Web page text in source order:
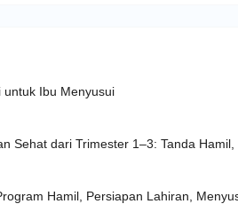
untuk Ibu Menyusui
Sehat dari Trimester 1–3: Tanda
Hamil, Persiapan Lahiran,